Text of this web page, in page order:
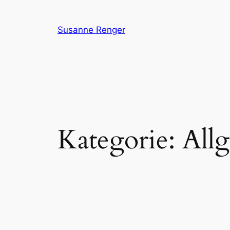
Susanne Renger
Kategorie: